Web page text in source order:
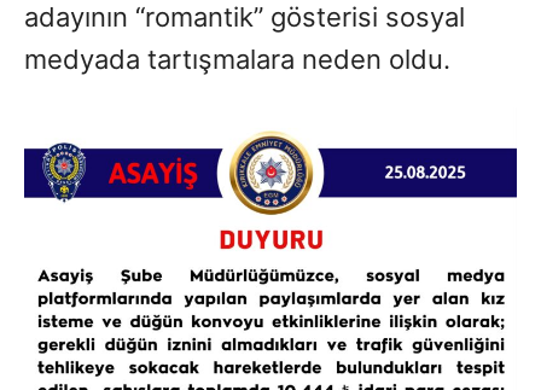
adayının “romantik” gösterisi sosyal
medyada tartışmalara neden oldu.